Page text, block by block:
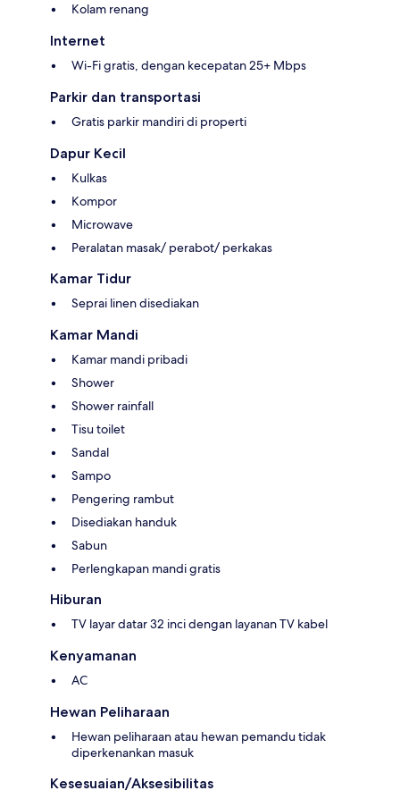
Kolam renang
Internet
Wi-Fi gratis, dengan kecepatan 25+ Mbps
Parkir dan transportasi
Gratis parkir mandiri di properti
Dapur Kecil
Kulkas
Kompor
Microwave
Peralatan masak/ perabot/ perkakas
Kamar Tidur
Seprai linen disediakan
Kamar Mandi
Kamar mandi pribadi
Shower
Shower rainfall
Tisu toilet
Sandal
Sampo
Pengering rambut
Disediakan handuk
Sabun
Perlengkapan mandi gratis
Hiburan
TV layar datar 32 inci dengan layanan TV kabel
Kenyamanan
AC
Hewan Peliharaan
Hewan peliharaan atau hewan pemandu tidak
diperkenankan masuk
Kesesuaian/Aksesibilitas